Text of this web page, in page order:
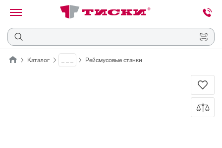
Отмена
Каталог Рейсмусовые станки